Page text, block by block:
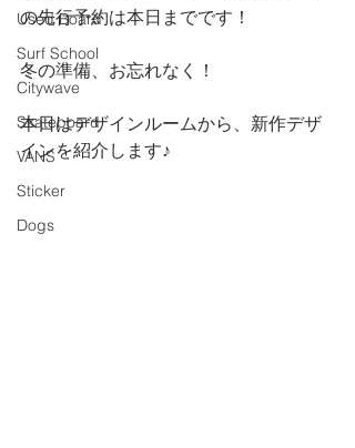
Used Board
Surf School
Citywave
Skateboard
VANS
Sticker
Dogs
の先行予約は本日までです！
冬の準備、お忘れなく！
本日はデザインルームから、新作デザ
インを紹介します♪